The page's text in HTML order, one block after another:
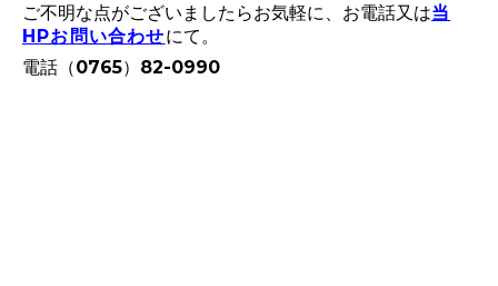
ご不明な点がございましたらお気軽に、お電話又は当
HPお問い合わせにて。
電話（0765）82-0990